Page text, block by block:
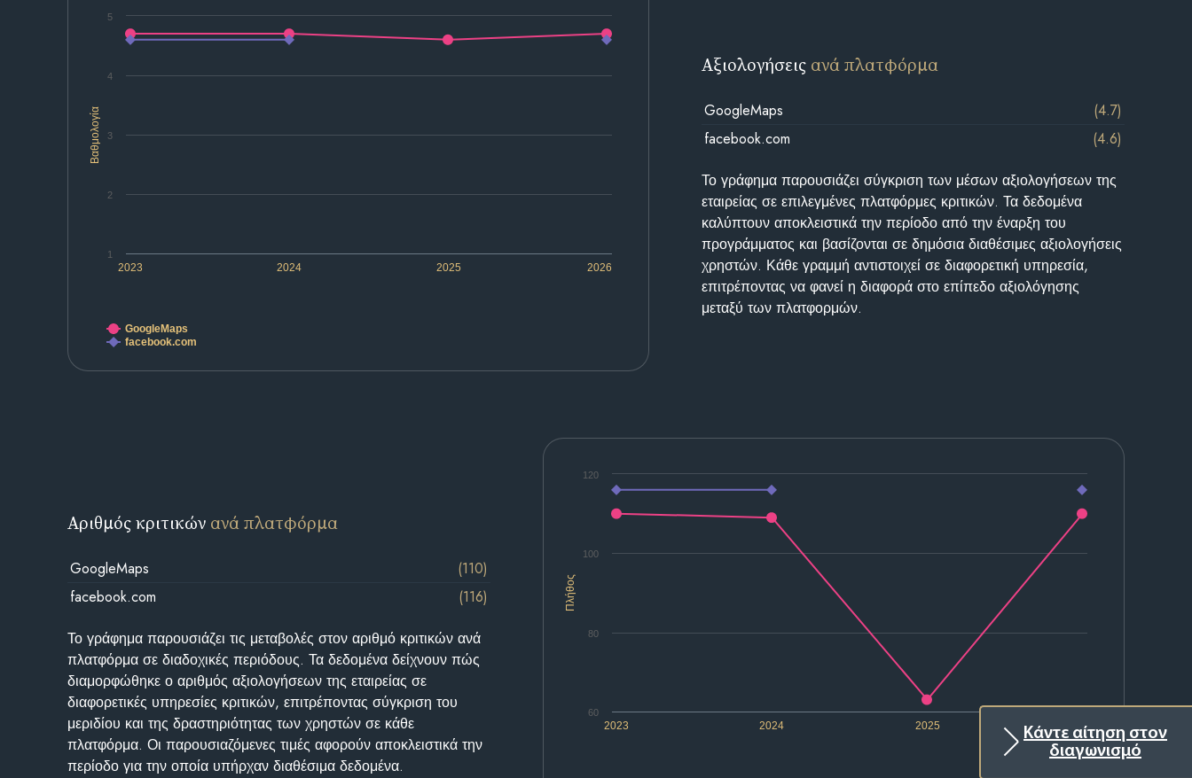
Κάντε αίτηση στον
διαγωνισμό
Βαθμολογία
2023 2024 2025 2026
1
2
3
4
5
GoogleMaps
facebook.com
Αξιολογήσεις ανά πλατφόρμα
GoogleMaps
(4.7)
facebook.com
(4.6)
Το γράφημα παρουσιάζει σύγκριση των μέσων αξιολογήσεων της
εταιρείας σε επιλεγμένες πλατφόρμες κριτικών. Τα δεδομένα
καλύπτουν αποκλειστικά την περίοδο από την έναρξη του
προγράμματος και βασίζονται σε δημόσια διαθέσιμες αξιολογήσεις
χρηστών. Κάθε γραμμή αντιστοιχεί σε διαφορετική υπηρεσία,
επιτρέποντας να φανεί η διαφορά στο επίπεδο αξιολόγησης
μεταξύ των πλατφορμών.
Πλήθος
2023 2024 2025 2026
60
80
100
120
Αριθμός κριτικών ανά πλατφόρμα
GoogleMaps
(110)
facebook.com
(116)
Το γράφημα παρουσιάζει τις μεταβολές στον αριθμό κριτικών ανά
πλατφόρμα σε διαδοχικές περιόδους. Τα δεδομένα δείχνουν πώς
διαμορφώθηκε ο αριθμός αξιολογήσεων της εταιρείας σε
διαφορετικές υπηρεσίες κριτικών, επιτρέποντας σύγκριση του
μεριδίου και της δραστηριότητας των χρηστών σε κάθε
πλατφόρμα. Οι παρουσιαζόμενες τιμές αφορούν αποκλειστικά την
περίοδο για την οποία υπήρχαν διαθέσιμα δεδομένα.